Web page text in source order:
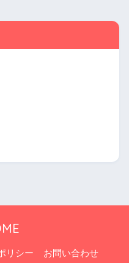
リシー お問い合わせ